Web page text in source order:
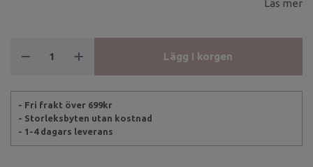
atmosfär, perfekt för yoga, meditation eller stilla stunder.Läs mer
Lägg i korgen
- Fri frakt över 699kr
- Storleksbyten utan kostnad
- 1-4 dagars leverans